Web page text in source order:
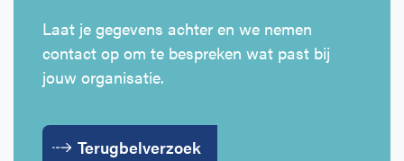
Laat je gegevens achter en we nemen
contact op om te bespreken wat past bij
jouw organisatie.
Terugbelverzoek